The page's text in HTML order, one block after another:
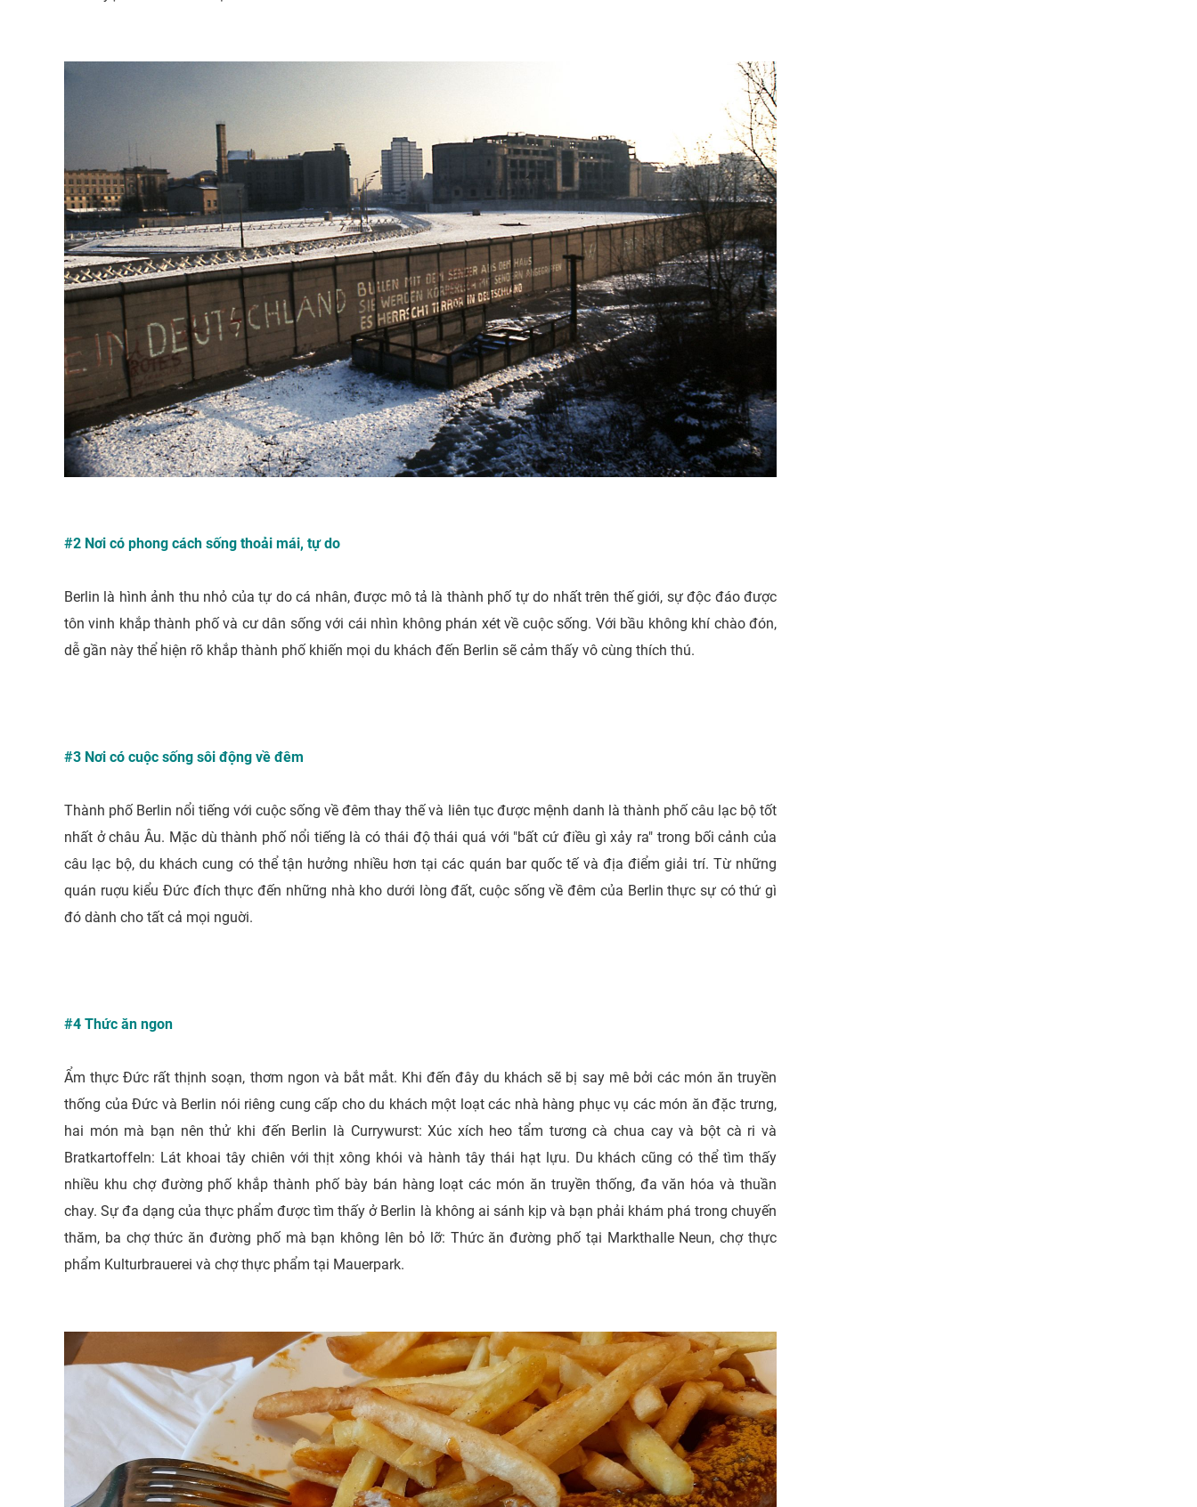
#2 Nơi có phong cách sống thoải mái, tự do
Berlin là hình ảnh thu nhỏ của tự do cá nhân, được mô tả là thành phố tự do nhất trên thế giới, sự độc đáo được
tôn vinh khắp thành phố và cư dân sống với cái nhìn không phán xét về cuộc sống. Với bầu không khí chào đón,
dễ gần này thể hiện rõ khắp thành phố khiến mọi du khách đến Berlin sẽ cảm thấy vô cùng thích thú.
#3 Nơi có cuộc sống sôi động về đêm
Thành phố Berlin nổi tiếng với cuộc sống về đêm thay thế và liên tục được mệnh danh là thành phố câu lạc bộ tốt
nhất ở châu Âu. Mặc dù thành phố nổi tiếng là có thái độ thái quá với "bất cứ điều gì xảy ra" trong bối cảnh của
câu lạc bộ, du khách cung có thể tận hưởng nhiều hơn tại các quán bar quốc tế và địa điểm giải trí. Từ những
quán ruợu kiểu Ðức đích thực đến những nhà kho dưới lòng đất, cuộc sống về đêm của Berlin thực sự có thứ gì
đó dành cho tất cả mọi nguời.
#4 Thức ăn ngon
Ẩm thực Ðức rất thịnh soạn, thơm ngon và bắt mắt. Khi đến đây du khách sẽ bị say mê bởi các món ăn truyền
thống của Ðức và Berlin nói riêng cung cấp cho du khách một loạt các nhà hàng phục vụ các món ăn đặc trưng,
hai món mà bạn nên thử khi đến Berlin là Currywurst: Xúc xích heo tẩm tương cà chua cay và bột cà ri và
Bratkartoffeln: Lát khoai tây chiên với thịt xông khói và hành tây thái hạt lựu. Du khách cũng có thể tìm thấy
nhiều khu chợ đường phố khắp thành phố bày bán hàng loạt các món ăn truyền thống, đa văn hóa và thuần
chay. Sự đa dạng của thực phẩm được tìm thấy ở Berlin là không ai sánh kịp và bạn phải khám phá trong chuyến
thăm, ba chợ thức ăn đường phố mà bạn không lên bỏ lỡ: Thức ăn đường phố tại Markthalle Neun, chợ thực
phẩm Kulturbrauerei và chợ thực phẩm tại Mauerpark.